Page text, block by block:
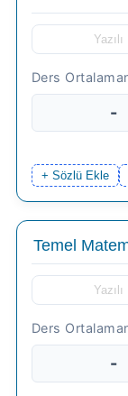
-
+ Sözlü Ekle
-